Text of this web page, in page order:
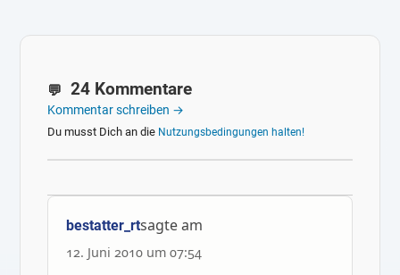
24 Kommentare
Kommentar schreiben →
Du musst Dich an die Nutzungsbedingungen halten!
bestatter_rtsagte am
12. Juni 2010 um 07:54